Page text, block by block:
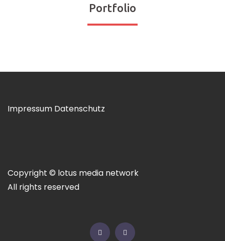
Portfolio
Impressum Datenschutz
Copyright © lotus media network
All rights reserved